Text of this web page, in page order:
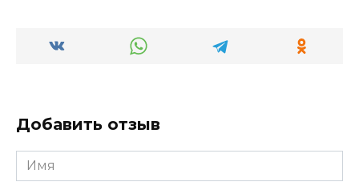
Добавить отзыв
Имя
*